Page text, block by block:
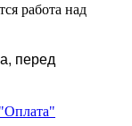
работа над
перед